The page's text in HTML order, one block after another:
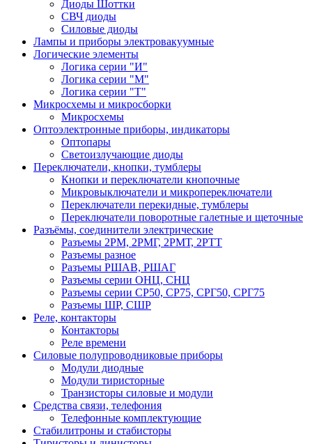
Диоды Шоттки
СВЧ диоды
Силовые диоды
Лампы и приборы электровакуумные
Логические элементы
Логика серии "И"
Логика серии "М"
Логика серии "Т"
Микросхемы и микросборки
Микросхемы
Оптоэлектронные приборы, индикаторы
Оптопары
Светоизлучающие диоды
Переключатели, кнопки, тумблеры
Кнопки и переключатели кнопочные
Микровыключатели и микропереключатели
Переключатели перекидные, тумблеры
Переключатели поворотные галетные и щеточные
Разъёмы, соединители электрические
Разъемы 2РМ, 2РМГ, 2РМТ, 2РТТ
Разъемы разное
Разъемы РШАВ, РШАГ
Разъемы серии ОНЦ, СНЦ
Разъемы серии СР50, СР75, СРГ50, СРГ75
Разъемы ШР, СШР
Реле, контакторы
Контакторы
Реле времени
Силовые полупроводниковые приборы
Модули диодные
Модули тиристорные
Транзисторы силовые и модули
Средства связи, телефония
Телефонные комплектующие
Стабилитроны и стабисторы